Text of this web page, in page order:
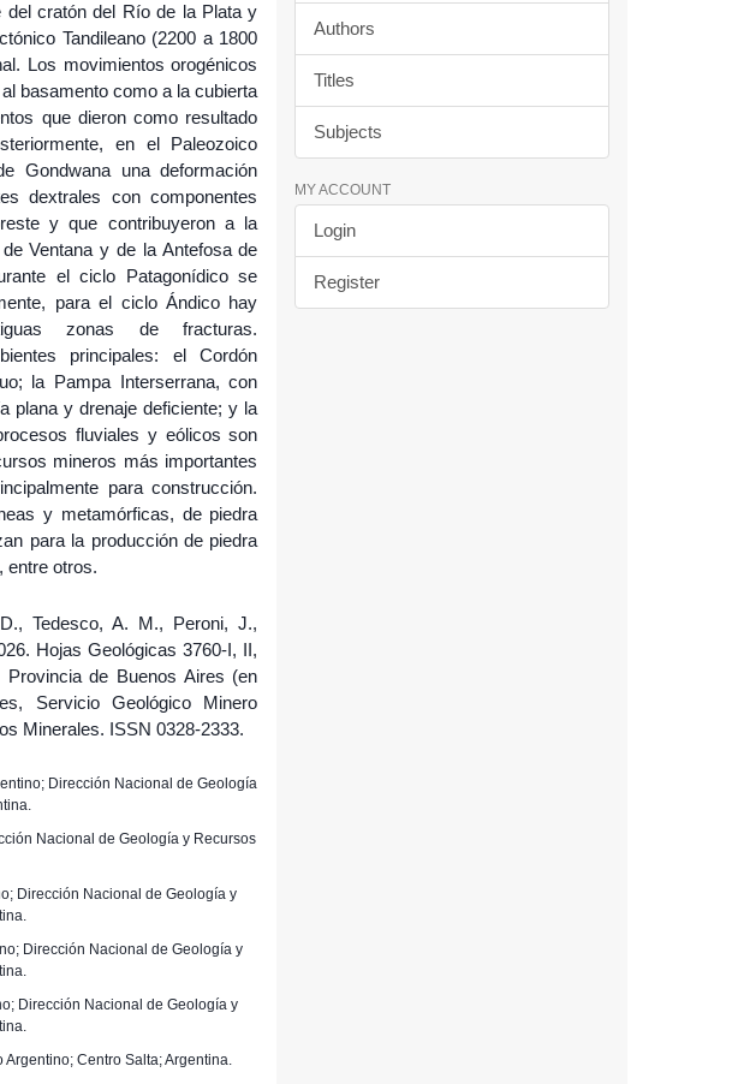
del cratón del Río de la Plata y
Tandileano (2200 a 1800
Los movimientos orogénicos
basamento como a la cubierta
que dieron como resultado
en el Paleozoico
Gondwana una deformación
dextrales con componentes
y que contribuyeron a la
Ventana y de la Antefosa de
el ciclo Patagonídico se
para el ciclo Ándico hay
zonas de fracturas.
principales: el Cordón
la Pampa Interserrana, con
plana y drenaje deficiente; y la
fluviales y eólicos son
mineros más importantes
para construcción.
y metamórficas, de piedra
para la producción de piedra
entre otros.
Tedesco, A. M., Peroni, J.,
Hojas Geológicas 3760-I, II,
de Buenos Aires (en
Servicio Geológico Minero
Minerales. ISSN 0328-2333.
Dirección Nacional de Geología
Nacional de Geología y Recursos
Dirección Nacional de Geología y
Dirección Nacional de Geología y
Dirección Nacional de Geología y
Centro Salta; Argentina.
Authors
Titles
Subjects
MY ACCOUNT
Login
Register